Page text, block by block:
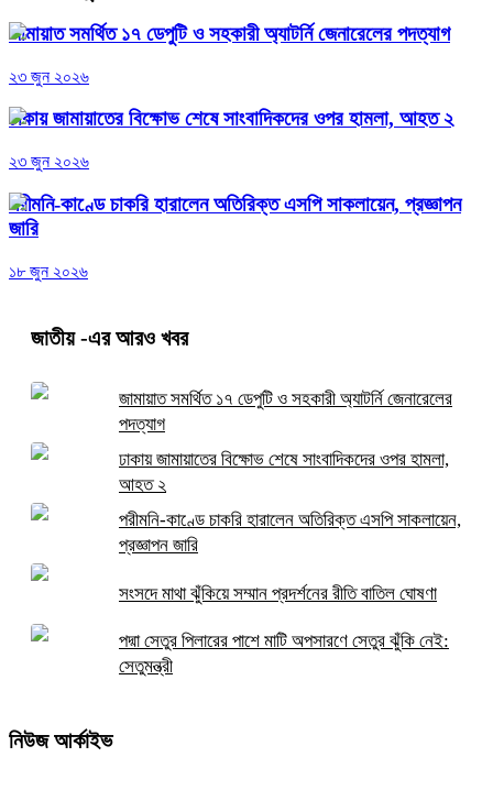
জামায়াত সমর্থিত ১৭ ডেপুটি ও সহকারী অ্যাটর্নি জেনারেলের পদত্যাগ
২৩ জুন ২০২৬
ঢাকায় জামায়াতের বিক্ষোভ শেষে সাংবাদিকদের ওপর হামলা, আহত ২
২৩ জুন ২০২৬
পরীমনি-কাণ্ডে চাকরি হারালেন অতিরিক্ত এসপি সাকলায়েন, প্রজ্ঞাপন
জারি
১৮ জুন ২০২৬
জাতীয়-এর আরও খবর
জামায়াত সমর্থিত ১৭ ডেপুটি ও সহকারী অ্যাটর্নি জেনারেলের
পদত্যাগ
ঢাকায় জামায়াতের বিক্ষোভ শেষে সাংবাদিকদের ওপর হামলা,
আহত ২
পরীমনি-কাণ্ডে চাকরি হারালেন অতিরিক্ত এসপি সাকলায়েন,
প্রজ্ঞাপন জারি
সংসদে মাথা ঝুঁকিয়ে সম্মান প্রদর্শনের রীতি বাতিল ঘোষণা
পদ্মা সেতুর পিলারের পাশে মাটি অপসারণে সেতুর ঝুঁকি নেই:
সেতুমন্ত্রী
নিউজ আর্কাইভ